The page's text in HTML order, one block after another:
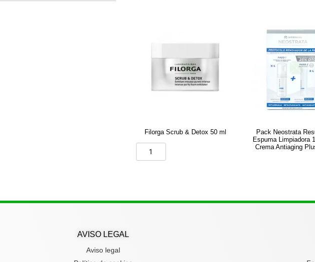
Filorga Scrub & Detox 50 ml
Pack Neostrata
Espuma Limpiadora
Crema Antiaging
AVISO LEGAL
Aviso legal